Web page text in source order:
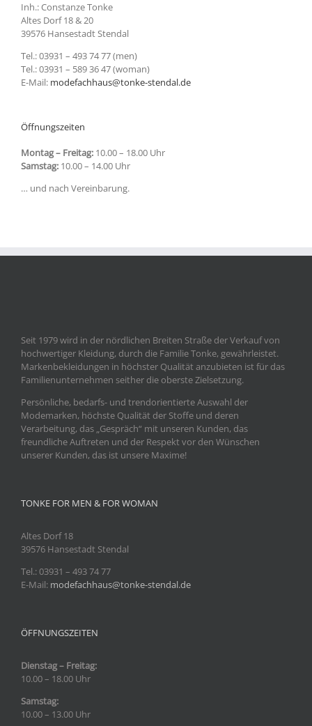
Inh.: Constanze Tonke
Altes Dorf 18 & 20
39576 Hansestadt Stendal
Tel.: 03931 – 493 74 77 (men)
Tel.: 03931 – 589 36 47 (woman)
E-Mail: modefachhaus@tonke-stendal.de
Öffnungszeiten
Montag – Freitag: 10.00 – 18.00 Uhr
Samstag: 10.00 – 14.00 Uhr
… und nach Vereinbarung.
Seit 1979 wird in der nördlichen Breiten Straße der Verkauf von
hochwertiger Kleidung, durch die Familie Tonke, gewährleistet.
Markenbekleidungen in höchster Qualität anzubieten ist für das
Familienunternehmen seither die oberste Zielsetzung.
Persönliche, bedarfs- und trendorientierte Auswahl der
Modemarken, höchste Qualität der Stoffe und deren
Verarbeitung, das „Gespräch“ mit unseren Kunden, das
freundliche Auftreten und der Respekt vor den Wünschen
unserer Kunden, das ist unsere Maxime!
TONKE FOR MEN & FOR WOMAN
Altes Dorf 18
39576 Hansestadt Stendal
Tel.: 03931 – 493 74 77
E-Mail: modefachhaus@tonke-stendal.de
ÖFFNUNGSZEITEN
Dienstag – Freitag:
10.00 – 18.00 Uhr
Samstag:
10.00 – 13.00 Uhr